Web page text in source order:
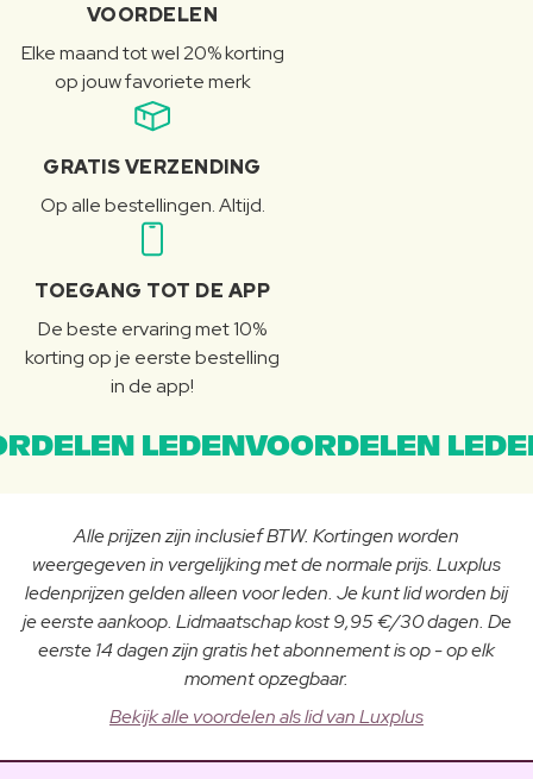
VOORDELEN
Elke maand tot wel 20% korting
op jouw favoriete merk
GRATIS VERZENDING
Op alle bestellingen. Altijd.
TOEGANG TOT DE APP
De beste ervaring met 10%
korting op je eerste bestelling
in de app!
LEDENVOORDELEN
Alle prijzen zijn inclusief BTW. Kortingen worden
weergegeven in vergelijking met de normale prijs. Luxplus
ledenprijzen gelden alleen voor leden. Je kunt lid worden bij
je eerste aankoop. Lidmaatschap kost 9,95 €/30 dagen. De
eerste 14 dagen zijn gratis het abonnement is op - op elk
moment opzegbaar.
Bekijk alle voordelen als lid van Luxplus